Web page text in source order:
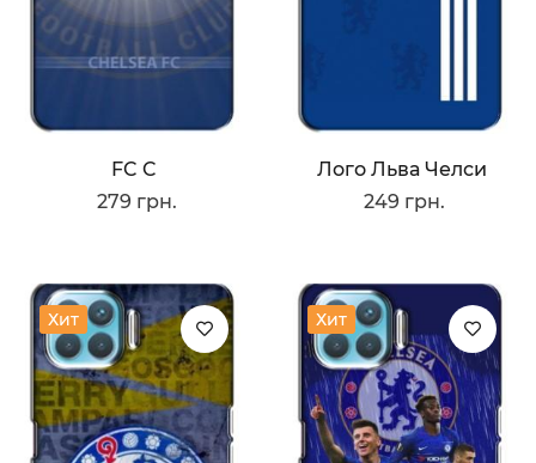
FC C
279 грн.
Лого Льва Челси
249 грн.
Хит Хит